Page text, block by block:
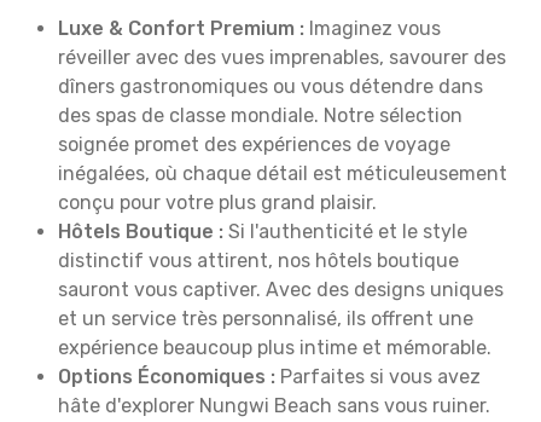
Luxe & Confort Premium : Imaginez vous
réveiller avec des vues imprenables, savourer des
dîners gastronomiques ou vous détendre dans
des spas de classe mondiale. Notre sélection
soignée promet des expériences de voyage
inégalées, où chaque détail est méticuleusement
conçu pour votre plus grand plaisir.
Hôtels Boutique : Si l'authenticité et le style
distinctif vous attirent, nos hôtels boutique
sauront vous captiver. Avec des designs uniques
et un service très personnalisé, ils offrent une
expérience beaucoup plus intime et mémorable.
Options Économiques : Parfaites si vous avez
hâte d'explorer Nungwi Beach sans vous ruiner.